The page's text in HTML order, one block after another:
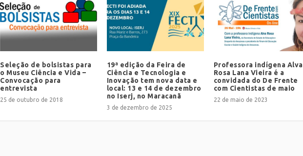
Seleção de bolsistas para
o Museu Ciência e Vida –
Convocação para
entrevista
25 de outubro de 2018
19ª edição da Feira de
Ciência e Tecnologia e
Inovação tem nova data e
local: 13 e 14 de dezembro
no Iserj, no Maracanã
3 de dezembro de 2025
Professora indígena Alva
Rosa Lana Vieira é a
convidada do De Frente
com Cientistas de maio
22 de maio de 2023